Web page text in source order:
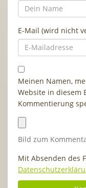
E-Mail (wird nicht
Meinen Namen,
Website in diesem
Kommentierung
Bild zum
Mit Absenden des